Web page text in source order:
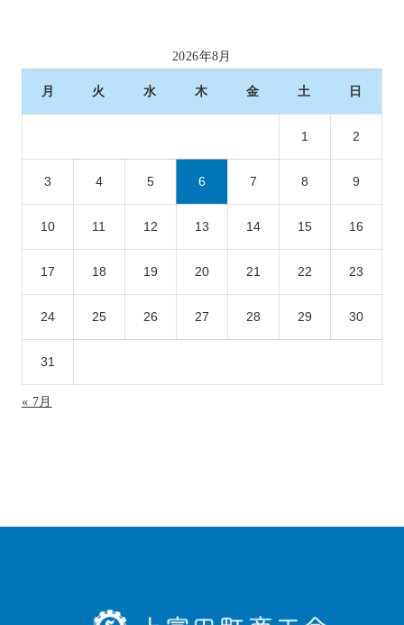
2026年8月
月 火 水 木 金 土 日
1 2
3 4 5 6 7 8 9
10 11 12 13 14 15 16
17 18 19 20 21 22 23
24 25 26 27 28 29 30
31
« 7月